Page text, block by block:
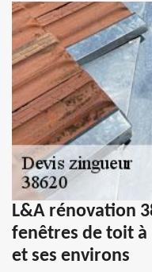
L&A rénovation
fenêtres de toit à
et ses environs